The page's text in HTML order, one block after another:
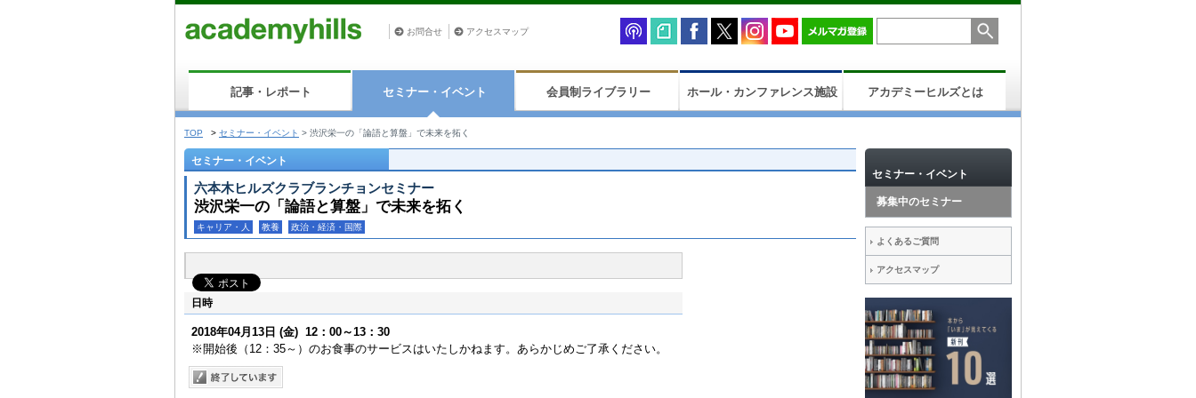
お問合せ アクセスマップ
記事・レポート セミナー・イベント 会員制ライブラリー ホール・カンファレンス施設 アカデミーヒルズとは
TOP > セミナー・イベント > 渋沢栄一の「論語と算盤」で未来を拓く
セミナー・イベント
六本木ヒルズクラブランチョンセミナー
渋沢栄一の「論語と算盤」で未来を拓く
キャリア・人 教養 政治・経済・国際
日時
2018年04月13日 (金) 12：00～13：30
※開始後（12：35～）のお食事のサービスはいたしかねます。あらかじめご了承ください。
セミナー・イベント
募集中のセミナー
よくあるご質問
アクセスマップ